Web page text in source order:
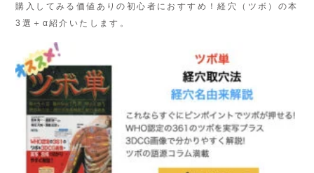
購入してみる価値ありの初心者におすすめ！経穴（ツボ）の本
3選＋α紹介いたします。